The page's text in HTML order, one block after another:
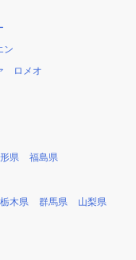
ン
ロメオ
県 福島県
栃木県 群馬県 山梨県